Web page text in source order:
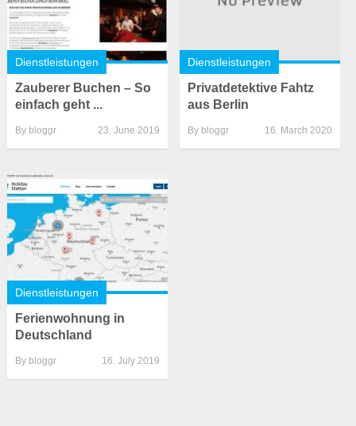
Dienstleistungen
Zauberer Buchen – So
einfach geht ...
By bloggr 23. June 2019
Dienstleistungen
Privatdetektive Fahtz
aus Berlin
By bloggr 16. March 2020
Dienstleistungen
Ferienwohnung in
Deutschland
By bloggr 16. July 2019